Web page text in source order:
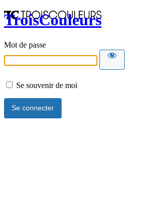
TroisCouleurs
Mot de passe
Se souvenir de moi